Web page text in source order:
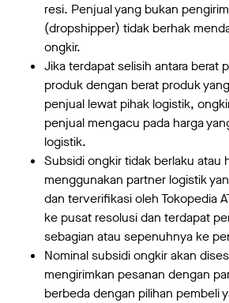
resi. Penjual yang bukan
(dropshipper) tidak berhak
ongkir.
Jika terdapat selisih antara berat
produk dengan berat produk
penjual lewat pihak logistik,
penjual mengacu pada harga
logistik.
Subsidi ongkir tidak berlaku atau
menggunakan partner logistik
dan terverifikasi oleh Tokopedia
ke pusat resolusi dan terdapat
sebagian atau sepenuhnya ke
Nominal subsidi ongkir akan
mengirimkan pesanan dengan
berbeda dengan pilihan pembeli